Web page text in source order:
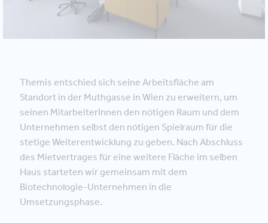
Themis entschied sich seine Arbeitsfläche am
Standort in der Muthgasse in Wien zu erweitern, um
seinen MitarbeiterInnen den nötigen Raum und dem
Unternehmen selbst den nötigen Spielraum für die
stetige Weiterentwicklung zu geben. Nach Abschluss
des Mietvertrages für eine weitere Fläche im selben
Haus starteten wir gemeinsam mit dem
Biotechnologie-Unternehmen in die
Umsetzungsphase.